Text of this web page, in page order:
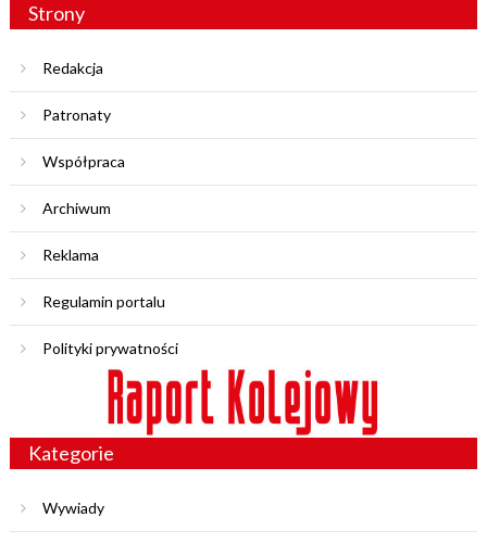
Strony
Redakcja
Patronaty
Współpraca
Archiwum
Reklama
Regulamin portalu
Polityki prywatności
Kategorie
Wywiady